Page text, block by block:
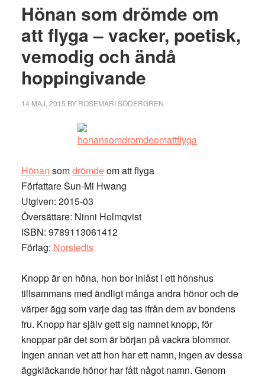
Hönan som drömde om
att flyga – vacker, poetisk,
vemodig och ändå
hoppingivande
14 MAJ, 2015 BY ROSEMARI SÖDERGREN
Hönan somdrömdeom att flyga
Författare Sun-Mi Hwang
Utgiven: 2015-03
Översättare: Ninni Holmqvist
ISBN: 9789113061412
Förlag: Norstedts
Knopp är en höna, hon bor inlåst i ett hönshus
tillsammans med ändligt många andra hönor och de
värper ägg som varje dag tas ifrån dem av bondens
fru. Knopp har själv gett sig namnet knopp, för
knoppar pär det som är början på vackra blommor.
Ingen annan vet att hon har ett namn, ingen av dessa
äggkläckande hönor har fått något namn. Genom